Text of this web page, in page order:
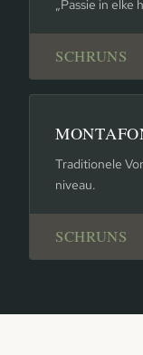
„Passie in elke
SCHRUNS
Traditionele
niveau.
SCHRUNS